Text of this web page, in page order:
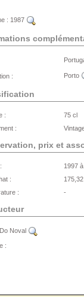
: 1987
: Porto
:
75 cl
:
prix et
1997
:
175,32
:
-
Noval
: